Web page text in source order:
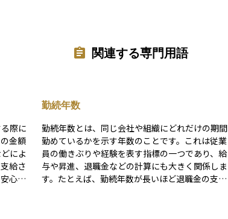
関連する専門用語
際に
金額
によ
給さ
心感
勤続年数
勤続年数とは、同じ会社や組織にどれだけの期間
勤めているかを示す年数のことです。これは従業
員の働きぶりや経験を表す指標の一つであり、給
与や昇進、退職金などの計算にも大きく関係しま
す。たとえば、勤続年数が長いほど退職金の支給